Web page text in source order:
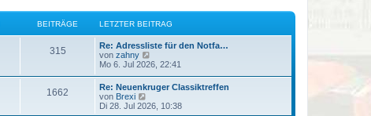
BEITRÄGE LETZTER BEITRAG
315B
i
L
e
t
t
e
r
B
Re: Adressliste für den Notfa…
von zahny
e
s
t
e
Mo 6. Jul 2026, 22:41
1662
L
e
t
z
Re: Neuenkruger Classiktreffen
von Brexi
e
u
Di 28. Jul 2026, 10:38